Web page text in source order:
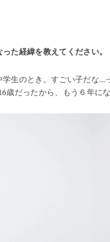
た経緯を教えてください。
生のとき。すごい子だな…
歳だったから、もう６年にな